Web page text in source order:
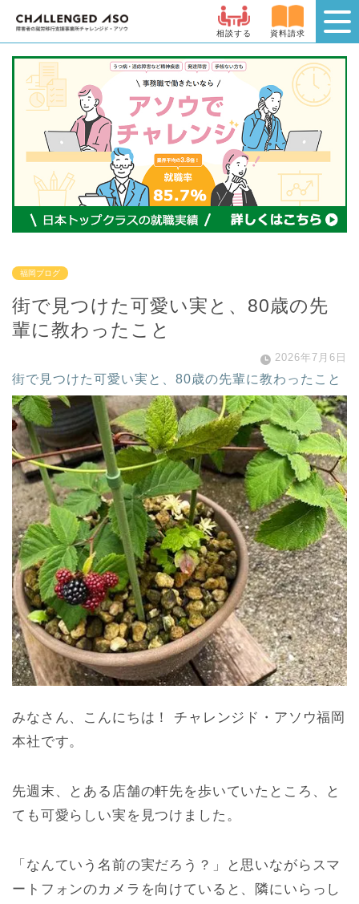
相談する 資料請求
福岡ブログ
街で見つけた可愛い実と、80歳の先
輩に教わったこと
2026年7月6日
街で見つけた可愛い実と、80歳の先輩に教わったこと
みなさん、こんにちは！ チャレンジド・アソウ福岡
本社です。
先週末、とある店舗の軒先を歩いていたところ、と
ても可愛らしい実を見つけました。
「なんていう名前の実だろう？」と思いながらスマ
ートフォンのカメラを向けていると、隣にいらっし